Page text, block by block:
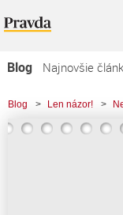
Blog
Najnovšie
Najčítanejšie články
Najkomentovanejšie
Blog > Len názor! >